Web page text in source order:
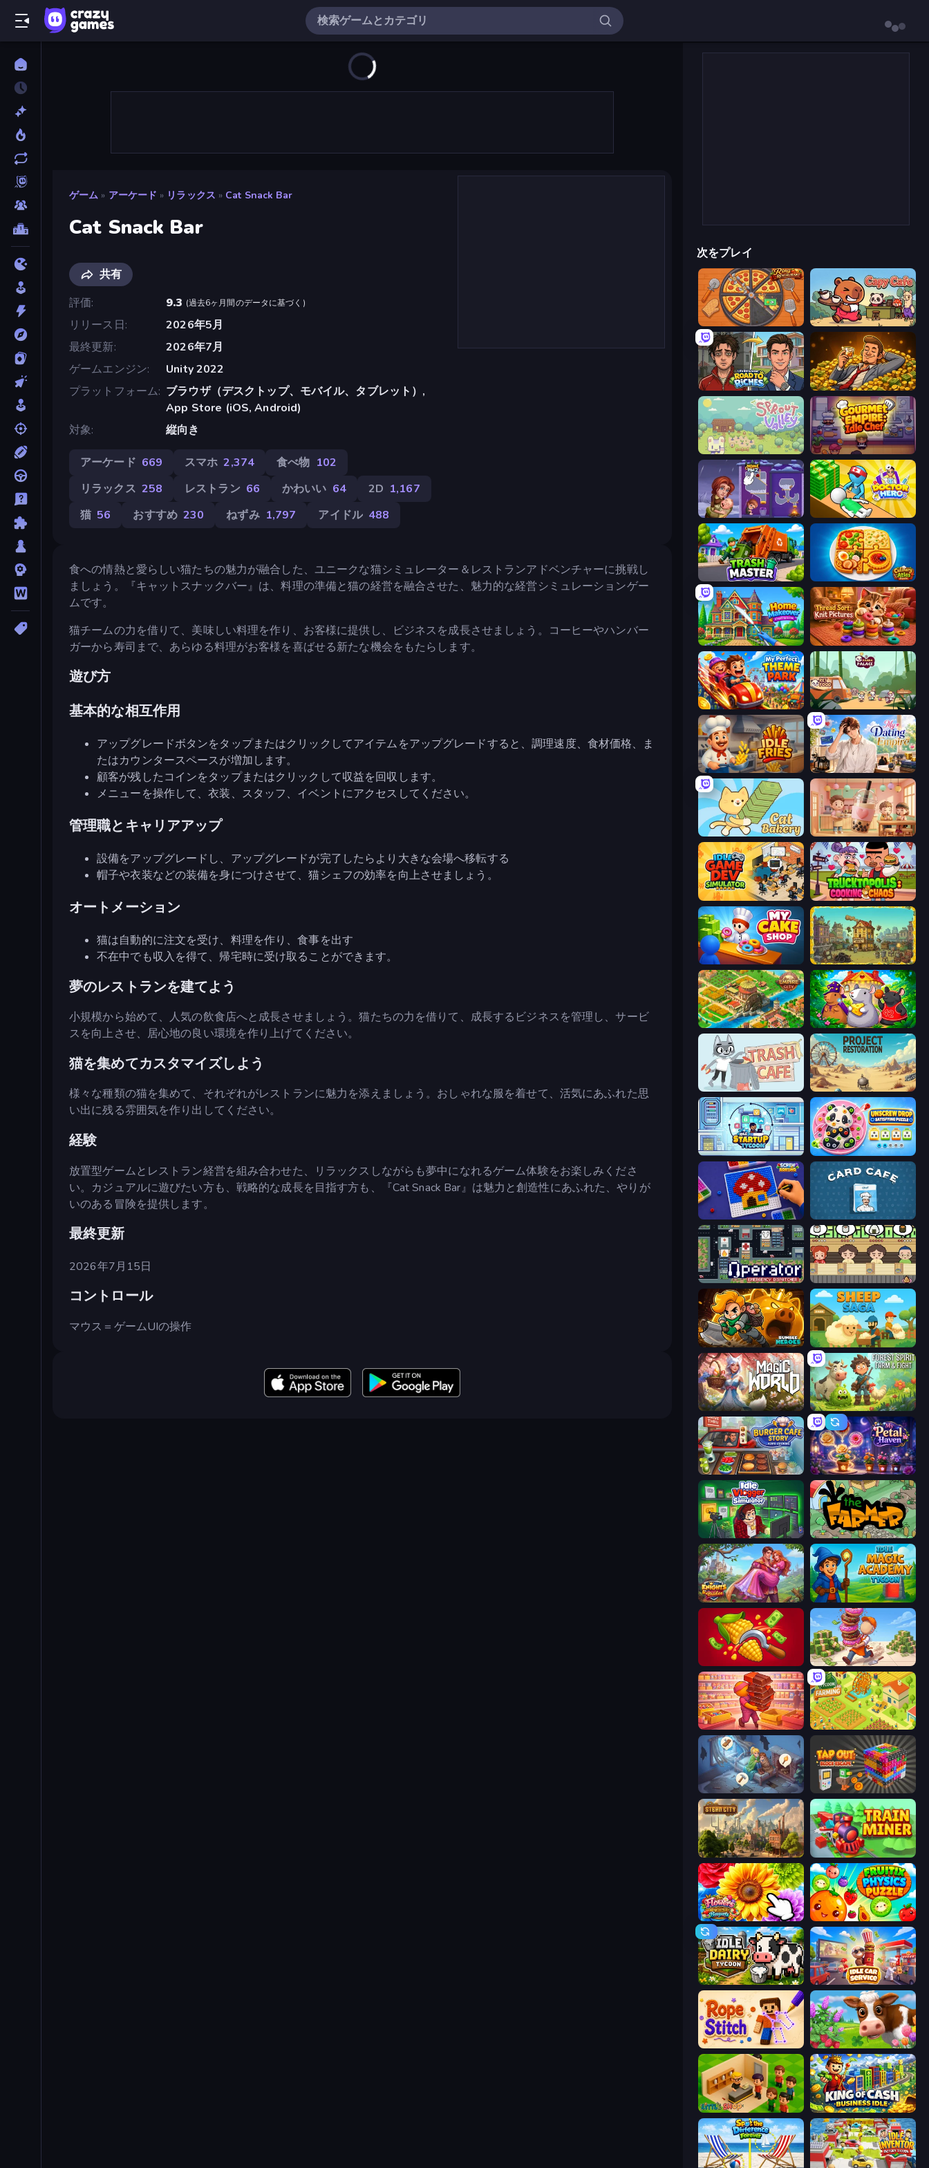
ゲーム » アーケード » リラックス » Cat Snack Bar
Cat Snack Bar
共有
評価
9.3 (過去6ヶ月間のデータに基づく )
リリース日
2026年5月
最終更新
2026年7月
ゲームエンジン
Unity 2022
プラットフォーム ブラウザ（デスクトップ、モバイル、タブレット）,
App Store (iOS, Android)
対象
縦向き
アーケード 669 スマホ 2,374 食べ物 102
リラックス 258 レストラン 66 かわいい 64 2D 1,167
猫 56 おすすめ 230 ねずみ 1,797 アイドル 488
食への情熱と愛らしい猫たちの魅力が融合した、ユニークな猫シミュレーター＆レストランアドベンチャーに挑戦し
ましょう。『キャットスナックバー』は、料理の準備と猫の経営を融合させた、魅力的な経営シミュレーションゲー
ムです。
猫チームの力を借りて、美味しい料理を作り、お客様に提供し、ビジネスを成長させましょう。コーヒーやハンバー
ガーから寿司まで、あらゆる料理がお客様を喜ばせる新たな機会をもたらします。
遊び方
基本的な相互作用
アップグレードボタンをタップまたはクリックしてアイテムをアップグレードすると、調理速度、食材価格、ま
たはカウンタースペースが増加します。
顧客が残したコインをタップまたはクリックして収益を回収します。
メニューを操作して、衣装、スタッフ、イベントにアクセスしてください。
管理職とキャリアアップ
設備をアップグレードし、アップグレードが完了したらより大きな会場へ移転する
帽子や衣装などの装備を身につけさせて、猫シェフの効率を向上させましょう。
オートメーション
猫は自動的に注文を受け、料理を作り、食事を出す
不在中でも収入を得て、帰宅時に受け取ることができます。
夢のレストランを建てよう
小規模から始めて、人気の飲食店へと成長させましょう。猫たちの力を借りて、成長するビジネスを管理し、サービ
スを向上させ、居心地の良い環境を作り上げてください。
猫を集めてカスタマイズしよう
様々な種類の猫を集めて、それぞれがレストランに魅力を添えましょう。おしゃれな服を着せて、活気にあふれた思
い出に残る雰囲気を作り出してください。
経験
放置型ゲームとレストラン経営を組み合わせた、リラックスしながらも夢中になれるゲーム体験をお楽しみくださ
い。カジュアルに遊びたい方も、戦略的な成長を目指す方も、『Cat Snack Bar』は魅力と創造性にあふれた、やりが
いのある冒険を提供します。
最終更新
2026年7月15日
コントロール
マウス＝ゲームUIの操作
次をプレイ
Ring Restaurant Capy Cafe
Life Simulator: Road to Riches Idle Billionaire Tycoon
Sprout Valley
Home Pin 2 Doctor Hero
Trash Master Culinary Atlas
Home Makeover Cleaning Game Thread Sort: Knit Pictures
My Perfect Theme Park Panda Palace
Idle Fries My Dating Empire
Cat Bakery Boba Shop
Idle Game Dev Simulator Trucktopolis Cooking Chaos
My Cake Shop The Garbaggio Hotel
Empire City Rat's House - Nonogram
Trash Cafe Project Restoration
Idle Startup Tycoon Unscrew Drop: Satisfying Puzzle
Screw Sorting Card Cafe
Operator: Emergency Dispatcher
Rumble Heroes Sheep Saga
Magic World Forest Spirit: Farm & Fight
Burger Cafe Story ASMR Cooking My Petal Haven
Idle Vlogger Simulator The Farmer
Knights & Brides Idle Magic Academy Tycoon
Farm-51: Secret Harvest Donut Place
Candy Packing Store Farming Tycoon 3D
Merge Haven Tap Out: Block Escape
Steam City Train Miner
The Flowers Merge and Sell Bouquets Fruitix: Physics Puzzle
Idle Dairy Tycoon Idle Car Service: Tycoon
Rope Stitch Puzzle Country Life Meadows
Little Shop King of Cash Business Idle